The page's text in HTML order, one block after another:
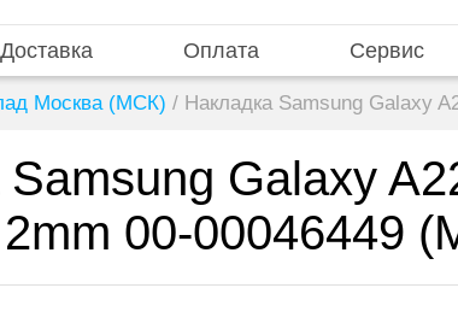
Доставка Оплата Сервис
Москва (МСК) / Накладка Samsung Galaxy
Galaxy
00-00046449